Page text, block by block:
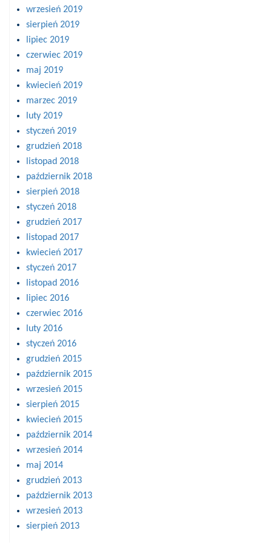
wrzesień 2019
sierpień 2019
lipiec 2019
czerwiec 2019
maj 2019
kwiecień 2019
marzec 2019
luty 2019
styczeń 2019
grudzień 2018
listopad 2018
październik 2018
sierpień 2018
styczeń 2018
grudzień 2017
listopad 2017
kwiecień 2017
styczeń 2017
listopad 2016
lipiec 2016
czerwiec 2016
luty 2016
styczeń 2016
grudzień 2015
październik 2015
wrzesień 2015
sierpień 2015
kwiecień 2015
październik 2014
wrzesień 2014
maj 2014
grudzień 2013
październik 2013
wrzesień 2013
sierpień 2013